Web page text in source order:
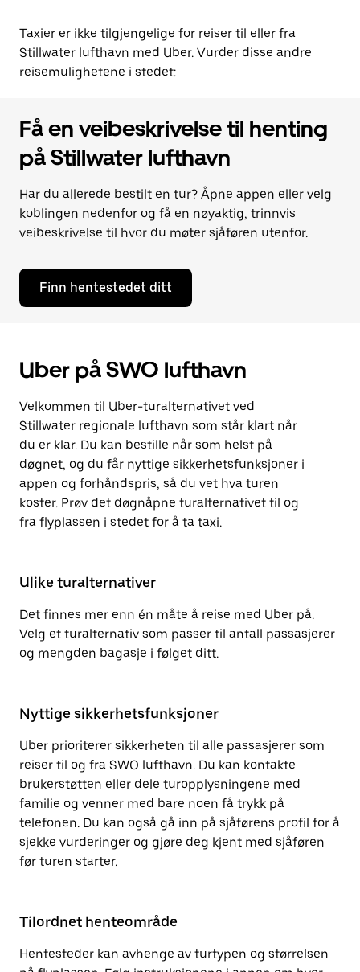
Taxier er ikke tilgjengelige for reiser til eller fra
Stillwater lufthavn med Uber. Vurder disse andre
reisemulighetene i stedet:
Få en veibeskrivelse til henting
på Stillwater lufthavn
Har du allerede bestilt en tur? Åpne appen eller velg
koblingen nedenfor og få en nøyaktig, trinnvis
veibeskrivelse til hvor du møter sjåføren utenfor.
Finn hentestedet ditt
Uber på SWO lufthavn
Velkommen til Uber-turalternativet ved
Stillwater regionale lufthavn som står klart når
du er klar. Du kan bestille når som helst på
døgnet, og du får nyttige sikkerhetsfunksjoner i
appen og forhåndspris, så du vet hva turen
koster. Prøv det døgnåpne turalternativet til og
fra flyplassen i stedet for å ta taxi.
Ulike turalternativer
Det finnes mer enn én måte å reise med Uber på.
Velg et turalternativ som passer til antall passasjerer
og mengden bagasje i følget ditt.
Nyttige sikkerhetsfunksjoner
Uber prioriterer sikkerheten til alle passasjerer som
reiser til og fra SWO lufthavn. Du kan kontakte
brukerstøtten eller dele turopplysningene med
familie og venner med bare noen få trykk på
telefonen. Du kan også gå inn på sjåførens profil for å
sjekke vurderinger og gjøre deg kjent med sjåføren
før turen starter.
Tilordnet henteområde
Hentesteder kan avhenge av turtypen og størrelsen